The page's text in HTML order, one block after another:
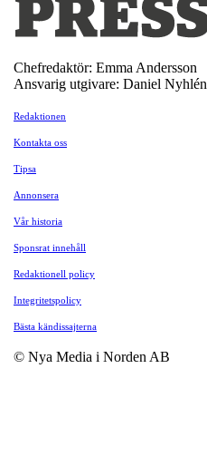
Chefredaktör: Emma Andersson
Ansvarig utgivare: Daniel Nyhlén
Redaktionen
Kontakta oss
Tipsa
Annonsera
Vår historia
Sponsrat innehåll
Redaktionell policy
Integritetspolicy
Bästa kändissajterna
© Nya Media i Norden AB